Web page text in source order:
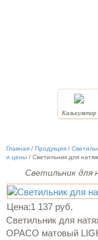
Калькулятор
Главная / Продукция /
и цены / Светильник для
Светильник для
Цена:1 137 руб.
Светильник для
OPACO матовый